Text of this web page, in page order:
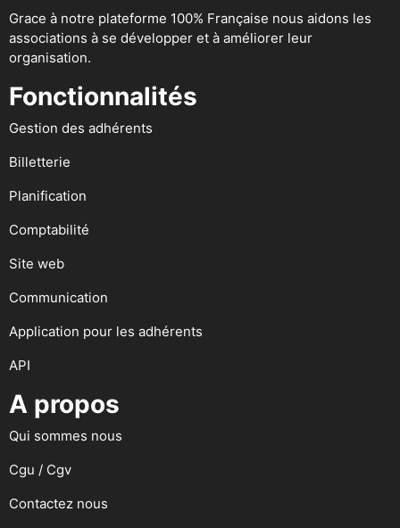
Grace à notre plateforme 100% Française nous aidons les
associations à se développer et à améliorer leur
organisation.
Fonctionnalités
Gestion des adhérents
Billetterie
Planification
Comptabilité
Site web
Communication
Application pour les adhérents
API
A propos
Qui sommes nous
Cgu / Cgv
Contactez nous